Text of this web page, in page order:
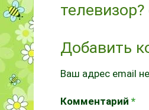
Добавить
Ваш адрес email
Комментарий *